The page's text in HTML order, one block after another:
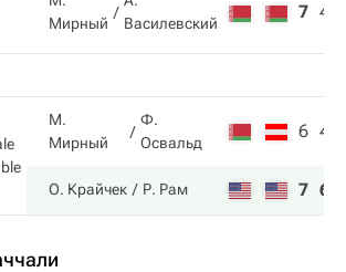
Мирный
Василевский
7 4
М.
Мирный
Ф.
Освальд
6 4
О. Крайчек Р. Рам 7 6